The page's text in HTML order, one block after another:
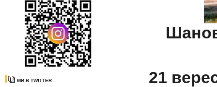
МИ В TWITTER 21